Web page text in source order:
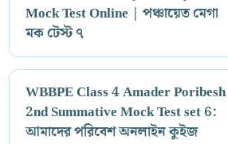
Mock Test Online | পঞ্চায়েত মেগা
মক টেস্ট ৭
WBBPE Class 4 Amader Poribesh
2nd Summative Mock Test set 6:
আমাদের পরিবেশ অনলাইন কুইজ